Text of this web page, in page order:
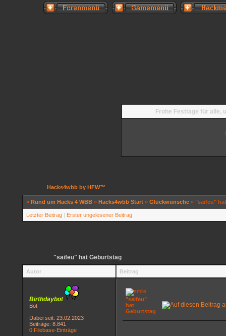
Frohe Festtage für alle,
Hacks4wbb by HFW™
» Rund um Hacks 4 WBB » Hacks4wbb Start » Glückwünsche » "saifeu"
Letzter Beitrag | Erster ungelesener Beitrag
"saifeu" hat Geburtstag
Autor Beitrag
Birthdaybot
Bot
Dabei seit: 23.02.2023
Beiträge: 8.841
0 Filebase-Einträge
"saifeu"
hat
Geburtstag